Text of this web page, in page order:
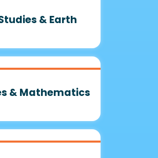
& Earth
& Mathematics